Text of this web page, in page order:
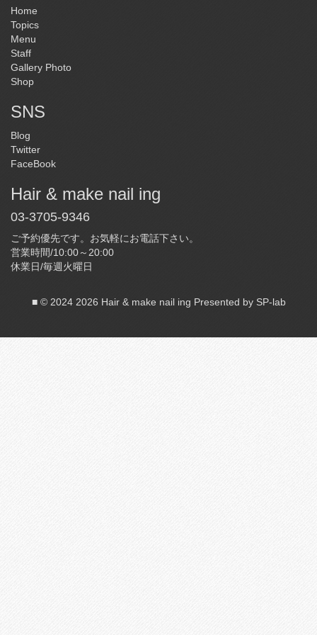
Home
Topics
Menu
Staff
Gallery Photo
Shop
SNS
Blog
Twitter
FaceBook
Hair & make nail ing
03-3705-9346
ご予約優先です。お気軽にお電話下さい。
営業時間/10:00～20:00
休業日/毎週火曜日
■ © 2024 2026 Hair & make nail ing Presented by SP-lab